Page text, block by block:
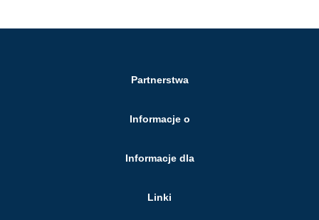
Partnerstwa
Informacje o
Informacje dla
Linki